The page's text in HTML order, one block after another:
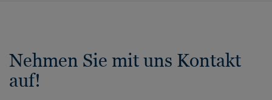
Nehmen Sie mit uns Kontakt
auf!